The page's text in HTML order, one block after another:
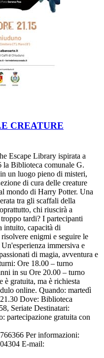
CREATURE
Escape Library ispirata a
la Biblioteca comunale G.
un luogo pieno di misteri,
di cura delle creature
mondo di Harry Potter. Una
tra gli scaffali della
chi riuscirà a
tardi? I partecipanti
intuito, capacità di
enigmi e seguire le
immersiva e
di magia, avventura e
Ore 18.00 – turno
in su Ore 20.00 – turno
è gratuita, ma è richiesta
online. Quando: martedì
Dove: Biblioteca
Seriate Destinatari:
partecipazione gratuita con
Per informazioni:
E-mail: